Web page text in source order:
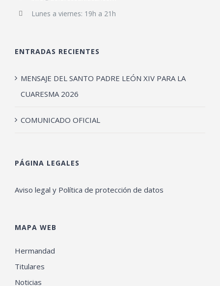
Lunes a viernes: 19h a 21h
ENTRADAS RECIENTES
MENSAJE DEL SANTO PADRE LEÓN XIV PARA LA
CUARESMA 2026
COMUNICADO OFICIAL
PÁGINA LEGALES
Aviso legal y Política de protección de datos
MAPA WEB
Hermandad
Titulares
Noticias